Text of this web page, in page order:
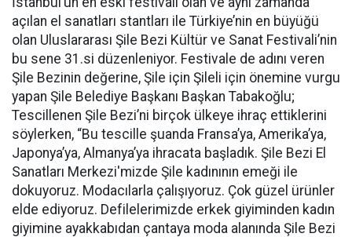
açılan el sanatları stantları ile Türkiye’nin en büyüğü
olan Uluslararası Şile Bezi Kültür ve Sanat Festivali’nin
bu sene 31.si düzenleniyor. Festivale de adını veren
Şile Bezinin değerine, Şile için Şileli için önemine vurgu
yapan Şile Belediye Başkanı Başkan Tabakoğlu;
Tescillenen Şile Bezi’ni birçok ülkeye ihraç ettiklerini
söylerken, “Bu tescille şuanda Fransa’ya, Amerika’ya,
Japonya’ya, Almanya’ya ihracata başladık. Şile Bezi El
Sanatları Merkezi'mizde Şile kadınının emeği ile
dokuyoruz. Modacılarla çalışıyoruz. Çok güzel ürünler
elde ediyoruz. Defilelerimizde erkek giyiminden kadın
giyimine ayakkabıdan çantaya moda alanında Şile Bezi